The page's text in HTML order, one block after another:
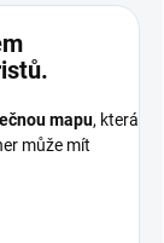
mapu, která
může mít